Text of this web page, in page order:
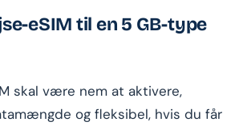
eSIM til en 5 GB-type
skal være nem at aktivere,
og fleksibel, hvis du får